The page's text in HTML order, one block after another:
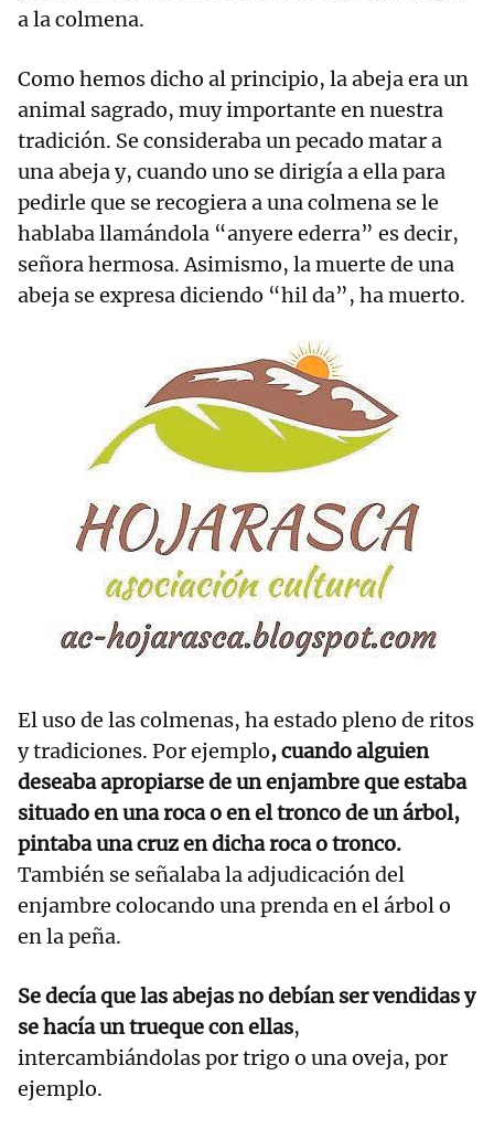
a la colmena.
Como hemos dicho al principio, la abeja era un
animal sagrado, muy importante en nuestra
tradición. Se consideraba un pecado matar a
una abeja y, cuando uno se dirigía a ella para
pedirle que se recogiera a una colmena se le
hablaba llamándola “anyere ederra” es decir,
señora hermosa. Asimismo, la muerte de una
abeja se expresa diciendo “hil da”, ha muerto.
El uso de las colmenas, ha estado pleno de ritos
y tradiciones. Por ejemplo, cuando alguien
deseaba apropiarse de un enjambre que estaba
situado en una roca o en el tronco de un árbol,
pintaba una cruz en dicha roca o tronco.
También se señalaba la adjudicación del
enjambre colocando una prenda en el árbol o
en la peña.
Se decía que las abejas no debían ser vendidas y
se hacía un trueque con ellas,
intercambiándolas por trigo o una oveja, por
ejemplo.